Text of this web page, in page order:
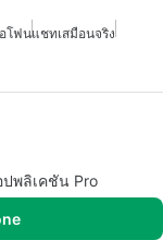
โฟนแชทเสมือนจริง
พลิเคชัน Pro